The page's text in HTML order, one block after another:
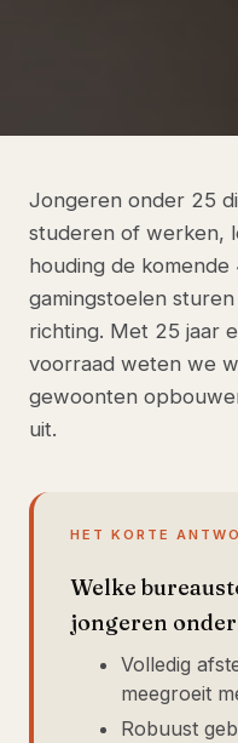
Jongeren onder 25
studeren of werken,
houding de
gamingstoelen
richting. Met 25 jaar
voorraad weten we
gewoonten
uit.
HET KORTE
Welke
jongeren onder
Volledig
meegroeit
Robuust